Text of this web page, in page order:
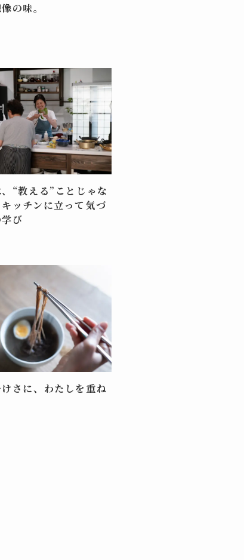
の味。
“教える”ことじゃな
ッチンに立って気づ
び
さに、わたしを重ね